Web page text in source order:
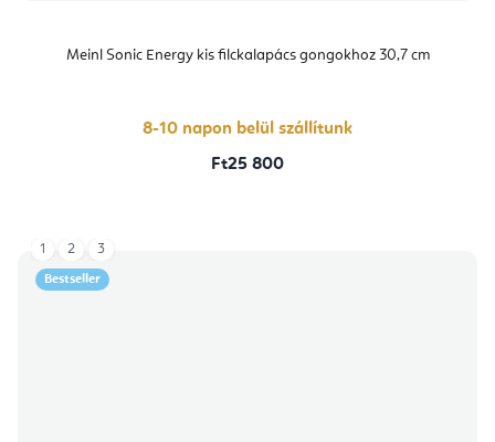
Meinl Sonic Energy kis filckalapács gongokhoz 30,7 cm
8-10 napon belül szállítunk
Ft25 800
Bestseller
1 2 3